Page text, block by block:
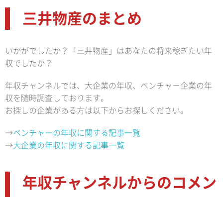
三井物産のまとめ
いかがでしたか？「三井物産」はあなたの将来稼ぎたい年
収でしたか？
年収チャンネルでは、大企業の年収、ベンチャー企業の年
収を随時調査しております。
お探しの企業がある方は以下からお探しください。
→ベンチャーの年収に関する記事一覧
→大企業の年収に関する記事一覧
年収チャンネルからのコメン